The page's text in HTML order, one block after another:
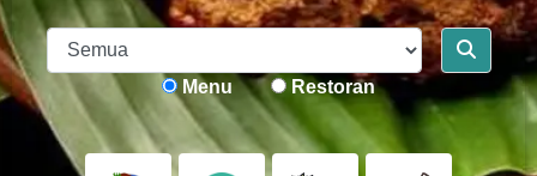
Menu Restoran